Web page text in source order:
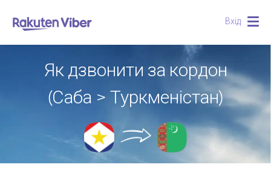
Вхід
Як дзвонити за кордон
(Саба > Туркменістан)